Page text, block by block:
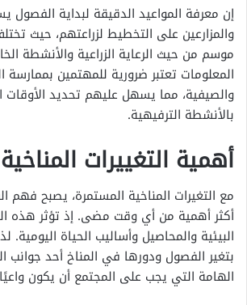
إن معرفة المواعيد الدقيقة لبداية الفصول
والمزارعين على التخطيط لزراعتهم، حيث
موسم من حيث الرعاية الزراعية والأنشطة
المعلومات تعتبر ضرورية للمهتمين بممارسة
والصيفية، مما يسهل عليهم تحديد الأوقات
بالأنشطة الترفيهية.
أهمية التغييرات المناخية
مع التغيرات المناخية المستمرة، يصبح فهم
أكثر أهمية من أي وقت مضى. إذ تؤثر هذه
البيئية والمحاصيل وأساليب الحياة اليومية.
بتغير الفصول ودورها في المناخ أحد جوانب
الهامة التي يجب على المجتمع أن يكون